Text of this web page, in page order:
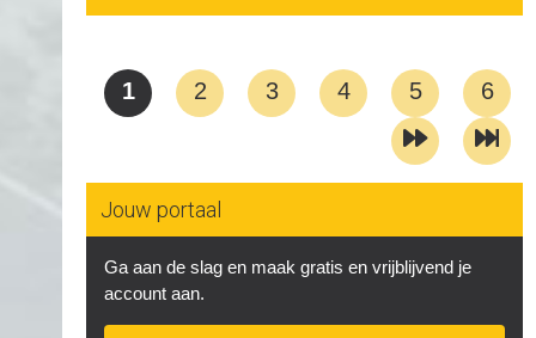
1 2 3 4 5 6
Jouw portaal
Ga aan de slag en maak gratis en vrijblijvend je
account aan.